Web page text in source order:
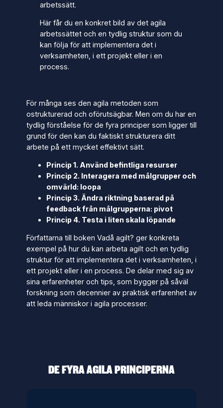
arbetssätt.
Här får du en konkret bild av det agila
arbetssättet och en tydlig struktur som du
kan följa för att implementera det i
verksamheten, i ett projekt eller i en
process.
För många ses den agila metoden som
ostrukturerad och oförutsägbar. Men om du har en
tydlig förståelse för de fyra principer som ligger till
grund för den kan du faktiskt strukturera ditt
arbete på ett mycket effektivt sätt.
Princip 1. Använd befintliga resurser
Princip 2. Interagera med målgrupper och
omvärld: loopa
Princip 3. Ändra riktning baserad på
feedback från målgrupperna: pivot
Princip 4. Testa i liten skala löpande
Författarna till boken Vadå agilt? ger konkreta
exempel på hur du kan arbeta agilt och en tydlig
struktur för att implementera det i verksamheten, i
ett projekt eller i en process. De delar med sig av
sina erfarenheter och tips, som bygger på såväl
forskning som decennier av praktisk erfarenhet av
att leda människor i agila processer.
DE FYRA AGILA PRINCIPERNA